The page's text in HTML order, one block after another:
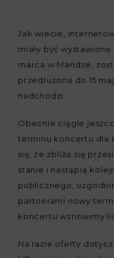
Jak wiecie,
miały być
marca w Mandze,
przedłużona do 15
nadchodzi.
Obecnie ciągle
terminu koncertu dla
się, że zbliża się
stanie i nastąpią
publicznego,
partnerami nowy
koncertu wznowimy
Na razie oferty